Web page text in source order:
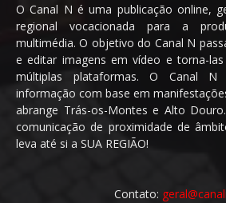
O Canal N é uma publicação online,
regional vocacionada para a
multimédia. O objetivo do Canal N
e editar imagens em vídeo e torna-las
múltiplas plataformas. O Canal N
informação com base em
abrange Trás-os-Montes e Alto
comunicação de proximidade de
leva até si a SUA REGIÃO!
Contato: